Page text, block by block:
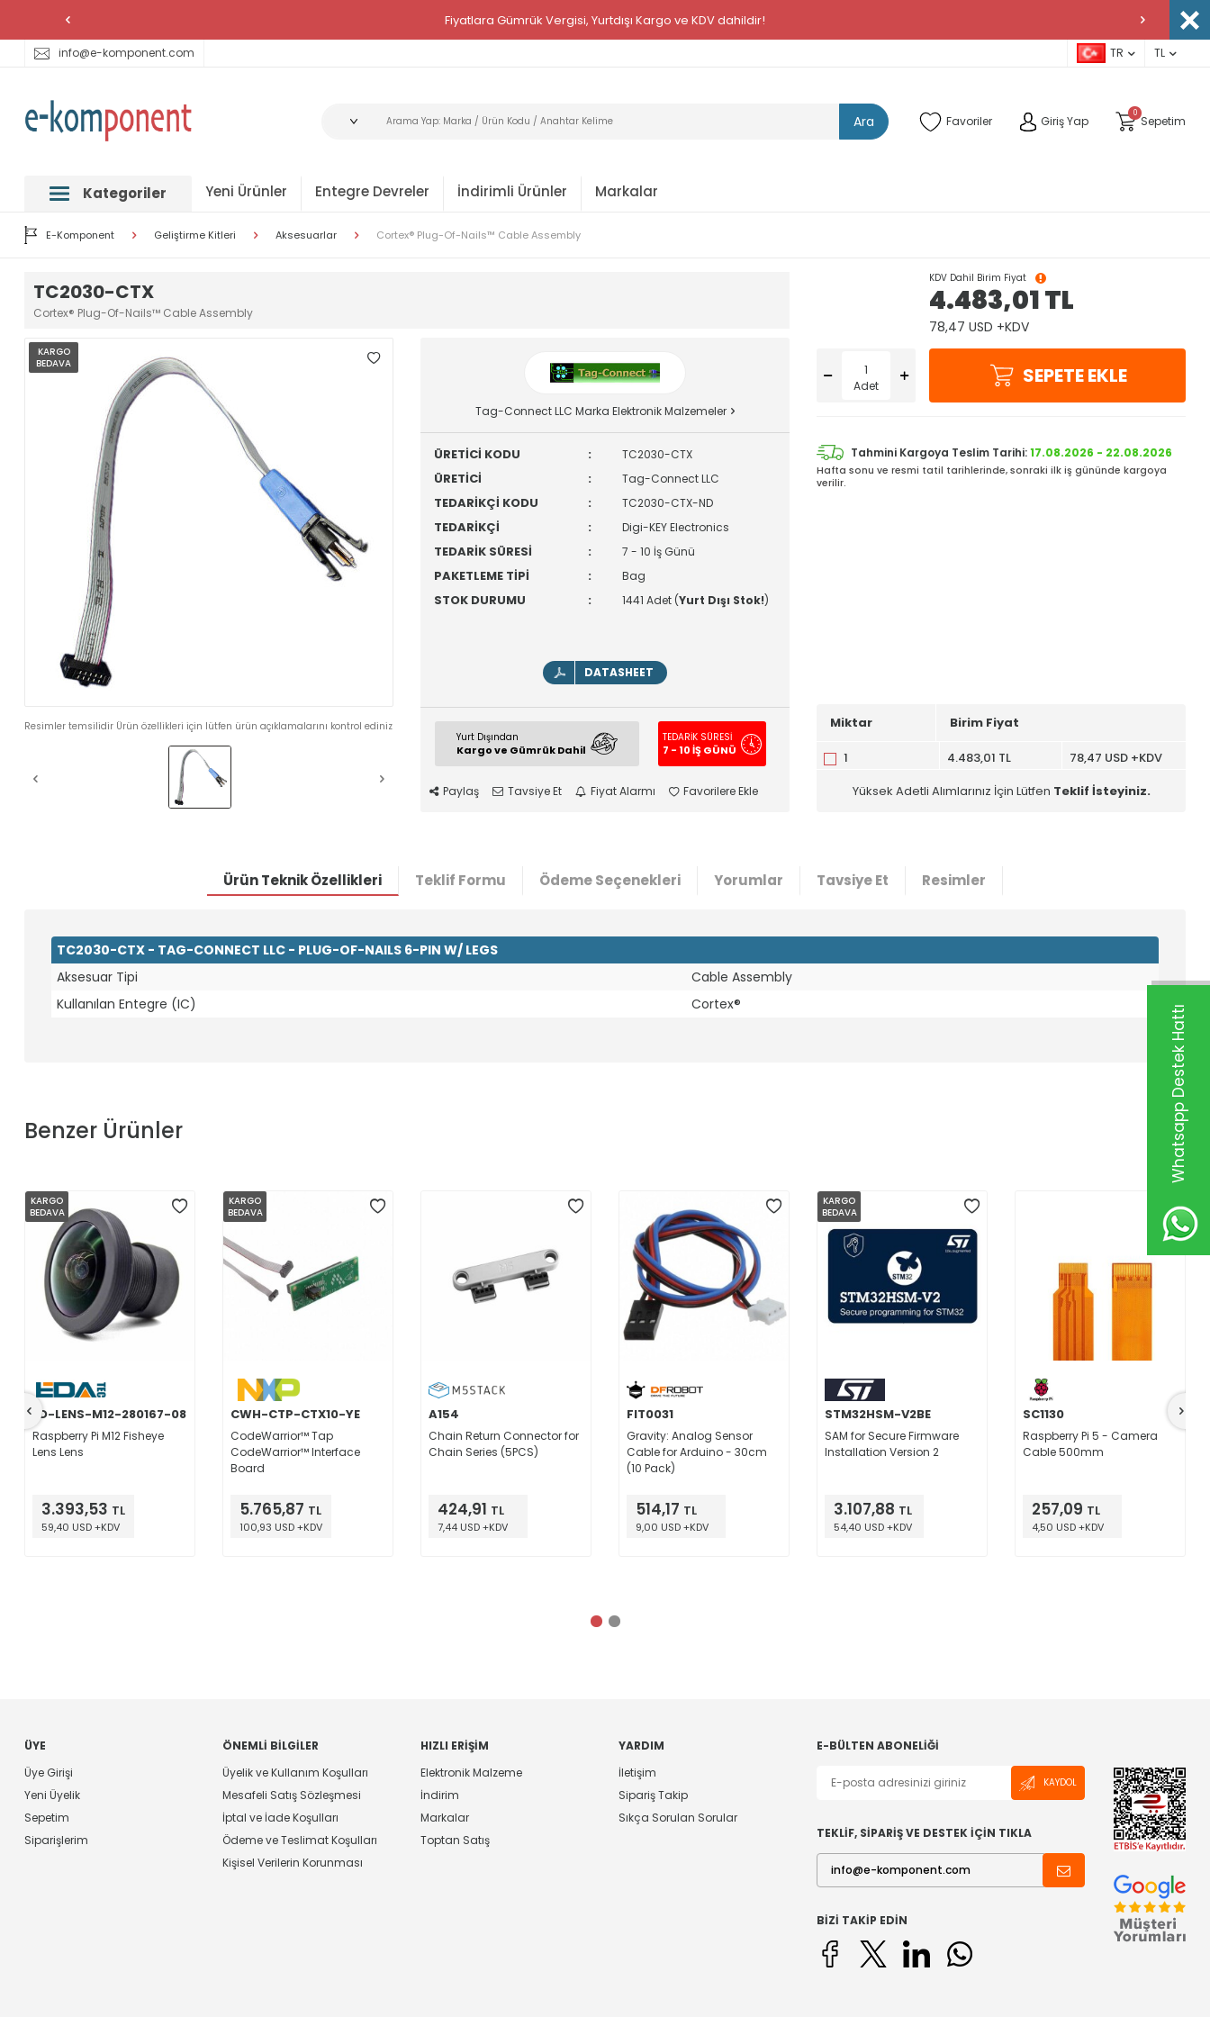
Whatsapp Destek Hattı
Fiyatlara Gümrük Vergisi, Yurtdışı Kargo ve KDV dahildir!
info@e-komponent.com TR TL
Ara Favoriler Giriş Yap
0
Sepetim
Kategoriler Yeni Ürünler Entegre Devreler İndirimli Ürünler Markalar
E-Komponent Geliştirme Kitleri Aksesuarlar Cortex® Plug-Of-Nails™ Cable Assembly
TC2030-CTX
Cortex® Plug-Of-Nails™ Cable Assembly
KARGO
BEDAVA
Resimler temsilidir Ürün özellikleri için lütfen ürün açıklamalarını kontrol ediniz
Tag-Connect LLC Marka Elektronik Malzemeler
ÜRETİCİ KODU : TC2030-CTX
ÜRETİCİ : Tag-Connect LLC
TEDARİKÇİ KODU : TC2030-CTX-ND
TEDARİKÇİ : Digi-KEY Electronics
TEDARİK SÜRESİ : 7 - 10 İş Günü
PAKETLEME TİPİ : Bag
STOK DURUMU : 1441 Adet (Yurt Dışı Stok!)
DATASHEET
Yurt Dışından
Kargo ve Gümrük Dahil
TEDARİK SÜRESİ
7 - 10 İŞ GÜNÜ
Paylaş Tavsiye Et Fiyat Alarmı Favorilere Ekle
KDV Dahil Birim Fiyat
4.483,01TL
78,47 USD +KDV
Adet SEPETE EKLE
Tahmini Kargoya Teslim Tarihi:17.08.2026 - 22.08.2026
Hafta sonu ve resmi tatil tarihlerinde, sonraki ilk iş gününde kargoya
verilir.
Miktar Birim Fiyat
1 4.483,01 TL
78,47 USD +KDV
Yüksek Adetli Alımlarınız İçin Lütfen Teklif İsteyiniz.
Ürün Teknik Özellikleri Teklif Formu Ödeme Seçenekleri Yorumlar Tavsiye Et Resimler
TC2030-CTX - TAG-CONNECT LLC - PLUG-OF-NAILS 6-PIN W/ LEGS
Aksesuar Tipi
Cable Assembly
Kullanılan Entegre (IC)
Cortex®
Benzer Ürünler
KARGO
BEDAVA
ED-LENS-M12-280167-08
Raspberry Pi M12 Fisheye
Lens Lens
3.393,53 TL
59,40 USD +KDV
KARGO
BEDAVA
CWH-CTP-CTX10-YE
CodeWarrior™ Tap
CodeWarrior™ Interface
Board
5.765,87 TL
100,93 USD +KDV
A154
Chain Return Connector for
Chain Series (5PCS)
424,91 TL
7,44 USD +KDV
FIT0031
Gravity: Analog Sensor
Cable for Arduino - 30cm
(10 Pack)
514,17 TL
9,00 USD +KDV
KARGO
BEDAVA
STM32HSM-V2BE
SAM for Secure Firmware
Installation Version 2
3.107,88 TL
54,40 USD +KDV
SC1130
Raspberry Pi 5 - Camera
Cable 500mm
257,09 TL
4,50 USD +KDV
ÜYE
Üye Girişi
Yeni Üyelik
Sepetim
Siparişlerim
ÖNEMLI BILGILER
Üyelik ve Kullanım Koşulları
Mesafeli Satış Sözleşmesi
İptal ve İade Koşulları
Ödeme ve Teslimat Koşulları
Kişisel Verilerin Korunması
HIZLI ERIŞIM
Elektronik Malzeme
İndirim
Markalar
Toptan Satış
YARDIM
İletişim
Sipariş Takip
Sıkça Sorulan Sorular
E-BÜLTEN ABONELIĞI
KAYDOL
TEKLİF, SİPARİŞ VE DESTEK İÇİN TIKLA
BIZI TAKIP EDIN